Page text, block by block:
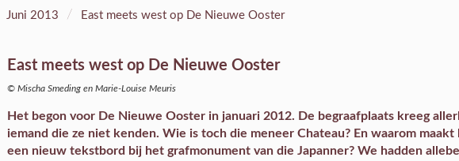
Juni 2013 / East meets west op De Nieuwe Ooster
East meets west op De Nieuwe Ooster
© Mischa Smeding en Marie-Louise Meuris
Het begon voor De Nieuwe Ooster in januari 2012. De begraafplaats kreeg
iemand die ze niet kenden. Wie is toch die meneer Chateau? En waarom maakt
een nieuw tekstbord bij het grafmonument van die Japanner? We hadden